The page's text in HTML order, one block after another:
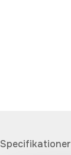
Specifikationer